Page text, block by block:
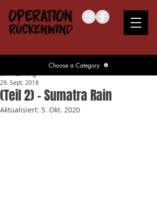
(Teil 2) – Sumatra Rain
29. Sept. 2018
Aktualisiert: 5. Okt. 2020
Choose a Category